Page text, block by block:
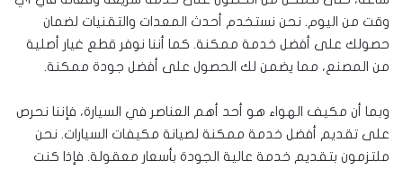
وقت من اليوم. نحن نستخدم أحدث المعدات والتقنيات لضمان
حصولك على أفضل خدمة ممكنة. كما أننا نوفر قطع غيار أصلية
من المصنع، مما يضمن لك الحصول على أفضل جودة ممكنة.
وبما أن مكيف الهواء هو أحد أهم العناصر في السيارة، فإننا نحرص
على تقديم أفضل خدمة ممكنة لصيانة مكيفات السيارات. نحن
ملتزمون بتقديم خدمة عالية الجودة بأسعار معقولة. فإذا كنت